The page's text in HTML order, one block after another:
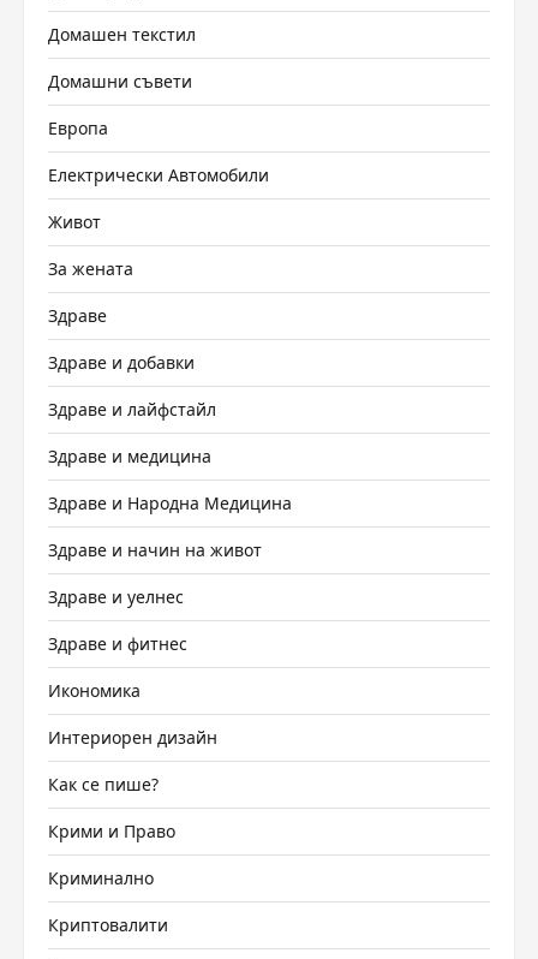
Домашен текстил
Домашни съвети
Европа
Електрически Автомобили
Живот
За жената
Здраве
Здраве и добавки
Здраве и лайфстайл
Здраве и медицина
Здраве и Народна Медицина
Здраве и начин на живот
Здраве и уелнес
Здраве и фитнес
Икономика
Интериорен дизайн
Как се пише?
Крими и Право
Криминално
Криптовалити